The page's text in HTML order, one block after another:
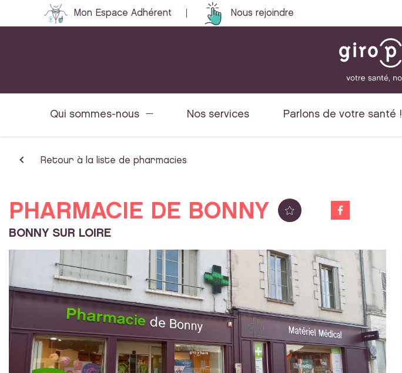
Mon Espace Adhérent Nous rejoindre
Qui sommes-nous Nos services Parlons de votre santé !
Retour à la liste de pharmacies
PHARMACIE DE BONNY
BONNY SUR LOIRE